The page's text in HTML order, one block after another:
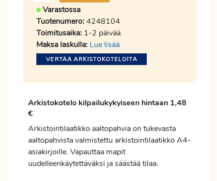
Varastossa
Tuotenumero:4248104
Toimitusaika: 1-2 päivää
Maksa laskulla: Lue lisää
VERTAA ARKISTOKOTELOITA
Arkistokotelo kilpailukykyiseen hintaan 1,48
€
Arkistointilaatikko aaltopahvia on tukevasta
aaltopahvista valmistettu arkistointilaatikko A4-
asiakirjoille. Vapauttaa mapit
uudelleenkäytettäväksi ja säästää tilaa.